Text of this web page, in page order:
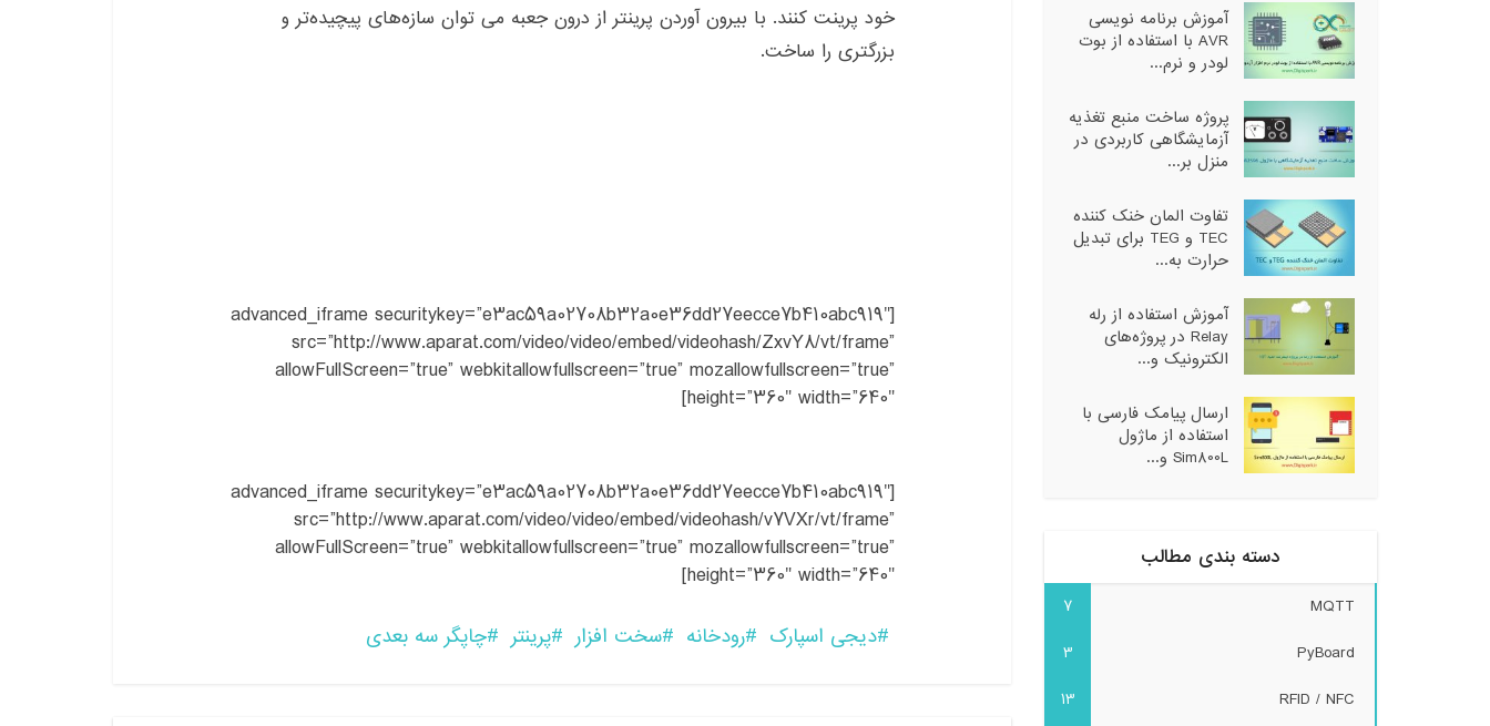
خود پرینت کنند. با بیرون آوردن پرینتر از درون جعبه می توان سازه‌های پیچیده‌تر و
بزرگتری را ساخت.
[advanced_iframe securitykey=”e3ac59a02708b32a0e36dd27eecce7b410abc919″
src=”http://www.aparat.com/video/video/embed/videohash/ZxvY8/vt/frame”
allowFullScreen=”true” webkitallowfullscreen=”true” mozallowfullscreen=”true”
height=”360″ width=”640″]
[advanced_iframe securitykey=”e3ac59a02708b32a0e36dd27eecce7b410abc919″
src=”http://www.aparat.com/video/video/embed/videohash/v7VXr/vt/frame”
allowFullScreen=”true” webkitallowfullscreen=”true” mozallowfullscreen=”true”
height=”360″ width=”640″]
دیجی اسپارک رودخانه سخت افزار پرینتر چاپگر سه بعدی
آموزش برنامه نویسی
AVR با استفاده از بوت
لودر و نرم...
پروژه ساخت منبع تغذیه
آزمایشگاهی کاربردی در
منزل بر...
تفاوت المان خنک کننده
TEC و TEG برای تبدیل
حرارت به...
آموزش استفاده از رله
Relay در پروژه‌های
الکترونیک و...
ارسال پیامک فارسی با
استفاده از ماژول
Sim800L و...
دسته بندی مطالب
MQTT
7
PyBoard
3
RFID / NFC
13